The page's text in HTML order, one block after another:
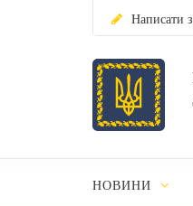
Написати
НОВИНИ